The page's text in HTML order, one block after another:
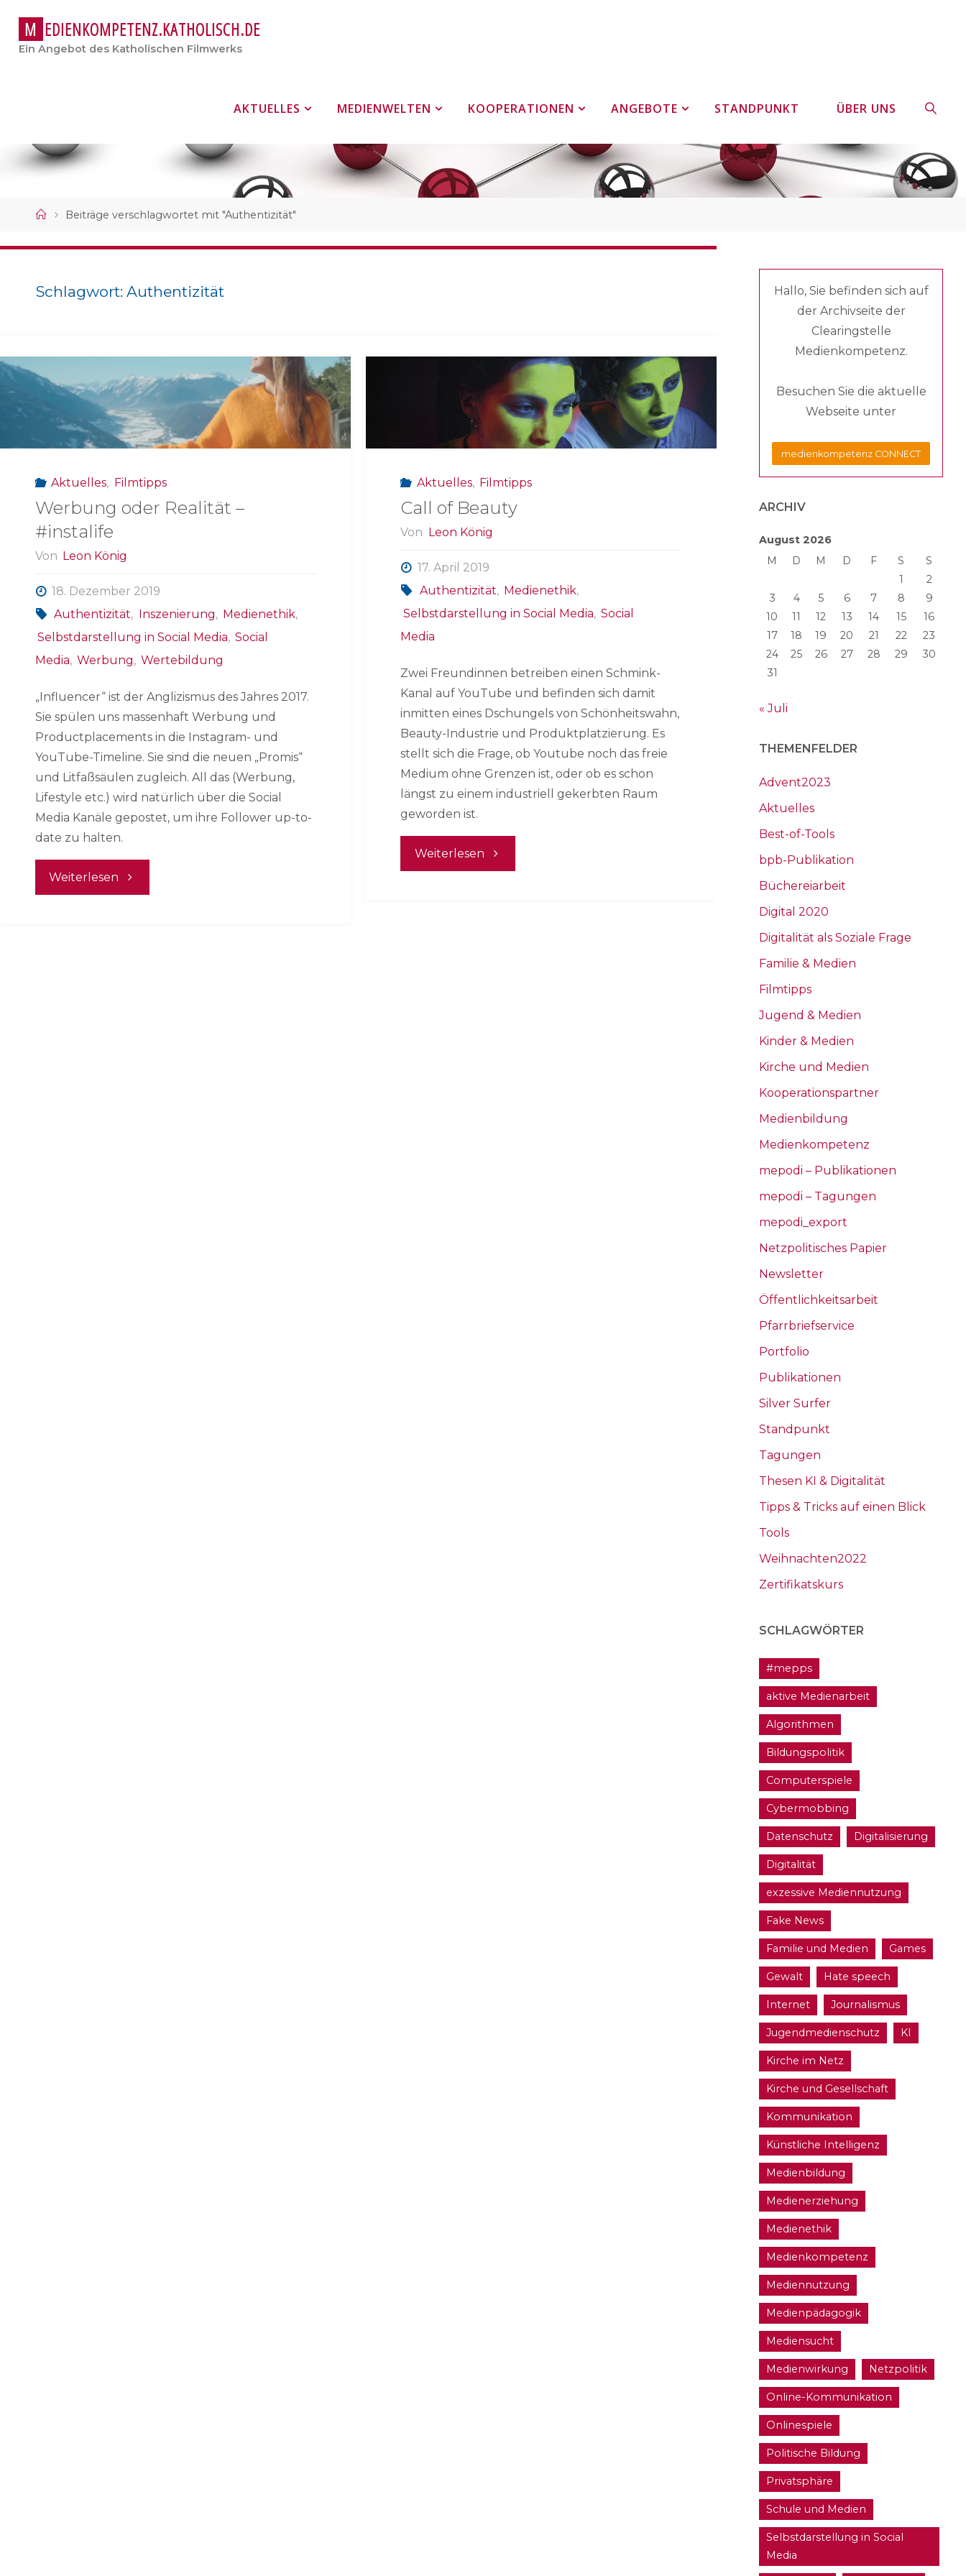
M EDIENKOMPETENZ.KATHOLISCH.DE
Ein Angebot des Katholischen Filmwerks
springen
AKTUELLES MEDIENWELTEN KOOPERATIONEN ANGEBOTE STANDPUNKT ÜBER UNS
StartBeiträge verschlagwortet mit "Authentizität"
Schlagwort: Authentizität
Aktuelles, Filmtipps
Werbung oder Realität –
#instalife
Von Leon König
18. Dezember 2019
Authentizität, Inszenierung, Medienethik,
Selbstdarstellung in Social Media, Social
Media, Werbung, Wertebildung
„Influencer“ ist der Anglizismus des Jahres 2017.
Sie spülen uns massenhaft Werbung und
Productplacements in die Instagram- und
YouTube-Timeline. Sie sind die neuen „Promis“
und Litfaßsäulen zugleich. All das (Werbung,
Lifestyle etc.) wird natürlich über die Social
Media Kanäle gepostet, um ihre Follower up-to-
date zu halten.
Weiterlesen "Werbung
Aktuelles, Filmtipps
Call of Beauty
Von Leon König
17. April 2019
Authentizität, Medienethik,
Selbstdarstellung in Social Media, Social
Media
Zwei Freundinnen betreiben einen Schmink-
Kanal auf YouTube und befinden sich damit
inmitten eines Dschungels von Schönheitswahn,
Beauty-Industrie und Produktplatzierung. Es
stellt sich die Frage, ob Youtube noch das freie
Medium ohne Grenzen ist, oder ob es schon
längst zu einem industriell gekerbten Raum
geworden ist.
Weiterlesen"Call
Hallo, Sie befinden sich auf
der Archivseite der
Clearingstelle
Medienkompetenz.
Besuchen Sie die aktuelle
Webseite unter
medienkompetenz CONNECT
ARCHIV
August 2026
M
D M D F S
S
1
2
3
4 5 6 7 8
9
10
11 12 13 14 15
16
17
18 19 20 21 22
23
24
25 26 27 28 29
30
31
« Juli
THEMENFELDER
Advent2023
Aktuelles
Best-of-Tools
bpb-Publikation
Büchereiarbeit
Digital 2020
Digitalität als Soziale Frage
Familie & Medien
Filmtipps
Jugend & Medien
Kinder & Medien
Kirche und Medien
Kooperationspartner
Medienbildung
Medienkompetenz
mepodi – Publikationen
mepodi – Tagungen
mepodi_export
Netzpolitisches Papier
Newsletter
Öffentlichkeitsarbeit
Pfarrbriefservice
Portfolio
Publikationen
Silver Surfer
Standpunkt
Tagungen
Thesen KI & Digitalität
Tipps & Tricks auf einen Blick
Tools
Weihnachten2022
Zertifikatskurs
SCHLAGWÖRTER
#mepps
aktive Medienarbeit
Algorithmen
Bildungspolitik
Computerspiele
Cybermobbing
Datenschutz Digitalisierung
Digitalität
exzessive Mediennutzung
Fake News
Familie und Medien Games
Gewalt Hate speech
Internet Journalismus
Jugendmedienschutz KI
Kirche im Netz
Kirche und Gesellschaft
Kommunikation
Künstliche Intelligenz
Medienbildung
Medienerziehung
Medienethik
Medienkompetenz
Mediennutzung
Medienpädagogik
Mediensucht
Medienwirkung Netzpolitik
Online-Kommunikation
Onlinespiele
Politische Bildung
Privatsphäre
Schule und Medien
Selbstdarstellung in Social
Media